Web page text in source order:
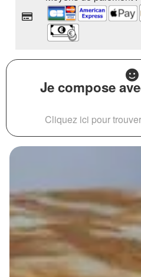
Je compose
Cliquez ici pour